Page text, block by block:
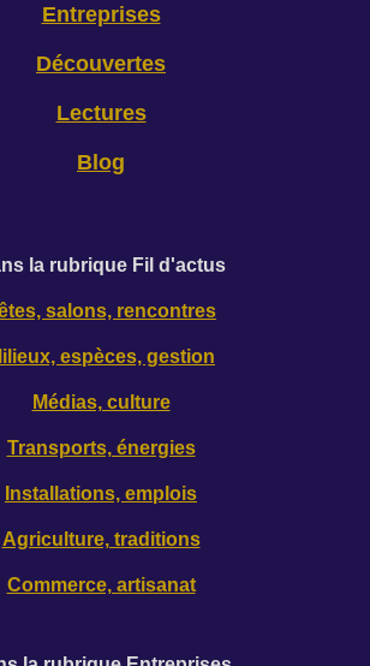
Entreprises
Découvertes
Lectures
Blog
la rubrique Fil d'actus
salons, rencontres
espèces, gestion
Médias, culture
Transports, énergies
Installations, emplois
Agriculture, traditions
Commerce, artisanat